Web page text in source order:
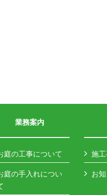
業務案内
庭の工事について
庭の手入れについ
施
お